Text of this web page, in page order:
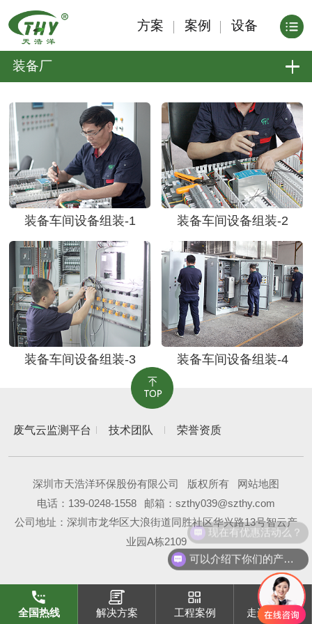
方案 案例 设备
装备厂
装备车间设备组装-1 装备车间设备组装-2
装备车间设备组装-3 装备车间设备组装-4
废气云监测平台 技术团队 荣誉资质
深圳市天浩洋环保股份有限公司 版权所有
网站地图
电话： 139-0248-1558
邮箱：szthy039@szthy.com
公司地址：深圳市龙华区大浪街道同胜社区华兴路13号智云产
业园A栋2109
全国热线 解决方案 工程案例 走进天浩洋
可以介绍下你们的产品么？
现在有优惠活动么？